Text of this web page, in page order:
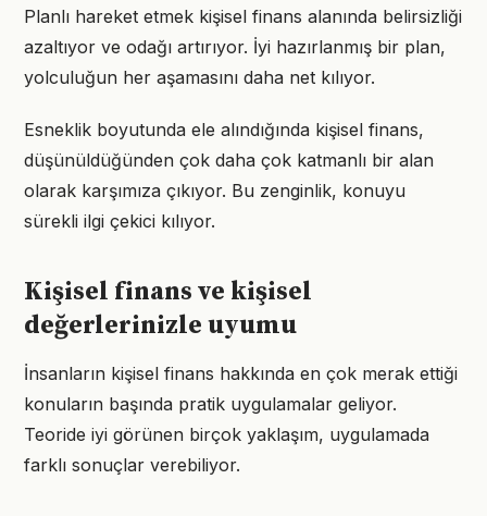
Planlı hareket etmek kişisel finans alanında belirsizliği
azaltıyor ve odağı artırıyor. İyi hazırlanmış bir plan,
yolculuğun her aşamasını daha net kılıyor.
Esneklik boyutunda ele alındığında kişisel finans,
düşünüldüğünden çok daha çok katmanlı bir alan
olarak karşımıza çıkıyor. Bu zenginlik, konuyu
sürekli ilgi çekici kılıyor.
Kişisel finans ve kişisel
değerlerinizle uyumu
İnsanların kişisel finans hakkında en çok merak ettiği
konuların başında pratik uygulamalar geliyor.
Teoride iyi görünen birçok yaklaşım, uygulamada
farklı sonuçlar verebiliyor.